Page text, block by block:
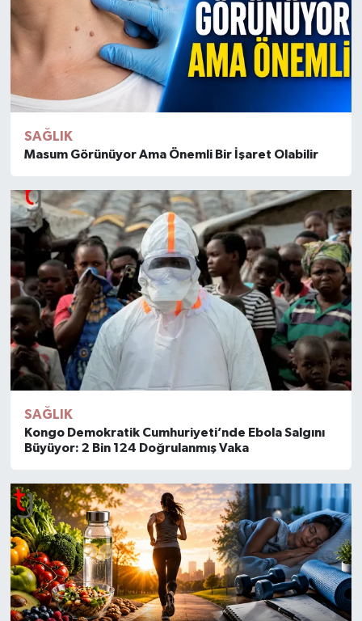
SAĞLIK
Masum Görünüyor Ama Önemli Bir İşaret Olabilir
SAĞLIK
Kongo Demokratik Cumhuriyeti’nde Ebola Salgını
Büyüyor: 2 Bin 124 Doğrulanmış Vaka